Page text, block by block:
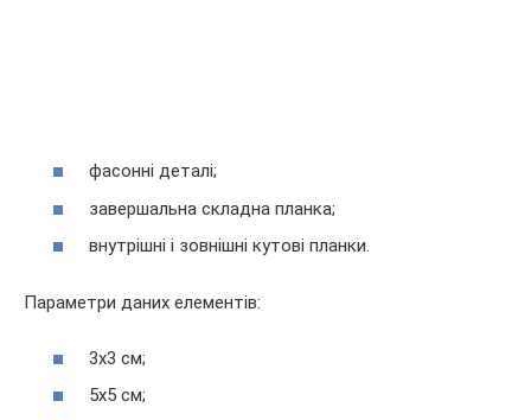
фасонні деталі;
завершальна складна планка;
внутрішні і зовнішні кутові планки.
Параметри даних елементів:
3х3 см;
5х5 см;